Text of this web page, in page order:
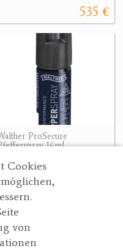
Cookies
von
535 €
ProSecure
16ml
Wertgarner 1820